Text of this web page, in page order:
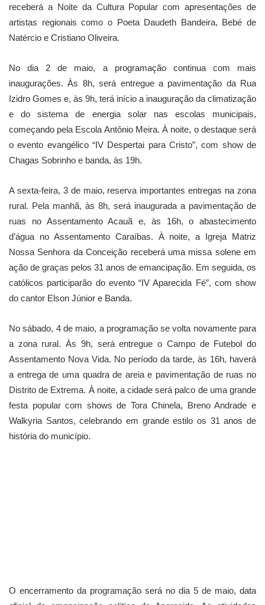
receberá a Noite da Cultura Popular com apresentações de
artistas regionais como o Poeta Daudeth Bandeira, Bebé de
Natércio e Cristiano Oliveira.
No dia 2 de maio, a programação continua com mais
inaugurações. Às 8h, será entregue a pavimentação da Rua
Izidro Gomes e, às 9h, terá início a inauguração da climatização
e do sistema de energia solar nas escolas municipais,
começando pela Escola Antônio Meira. À noite, o destaque será
o evento evangélico “IV Despertai para Cristo”, com show de
Chagas Sobrinho e banda, às 19h.
A sexta-feira, 3 de maio, reserva importantes entregas na zona
rural. Pela manhã, às 8h, será inaugurada a pavimentação de
ruas no Assentamento Acauã e, às 16h, o abastecimento
d’água no Assentamento Caraíbas. À noite, a Igreja Matriz
Nossa Senhora da Conceição receberá uma missa solene em
ação de graças pelos 31 anos de emancipação. Em seguida, os
católicos participarão do evento “IV Aparecida Fé”, com show
do cantor Elson Júnior e Banda.
No sábado, 4 de maio, a programação se volta novamente para
a zona rural. Às 9h, será entregue o Campo de Futebol do
Assentamento Nova Vida. No período da tarde, às 16h, haverá
a entrega de uma quadra de areia e pavimentação de ruas no
Distrito de Extrema. À noite, a cidade será palco de uma grande
festa popular com shows de Tora Chinela, Breno Andrade e
Walkyria Santos, celebrando em grande estilo os 31 anos de
história do município.
O encerramento da programação será no dia 5 de maio, data